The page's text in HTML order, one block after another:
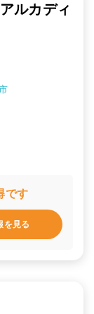
ルカディ
です
を見る